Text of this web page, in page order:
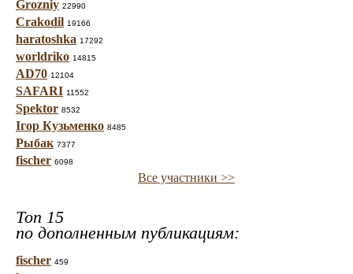
Grozniy 22990
Crakodil 19166
haratoshka 17292
worldriko 14815
AD70 12104
SAFARI 11552
Spektor 8532
Ігор Кузьменко 8485
Рыбак 7377
fischer 6098
Все участники >>
Топ 15
по дополненным публикациям:
fischer 459